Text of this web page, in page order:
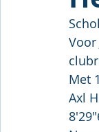
Met
Axl